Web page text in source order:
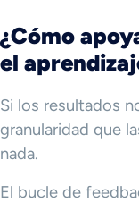
¿Cómo
el
Si los resultados
granularidad que
nada.
El bucle de